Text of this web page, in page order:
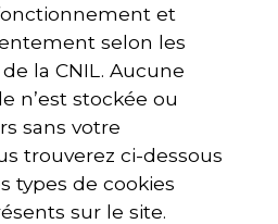
et
selon les
la CNIL. Aucune
n’est stockée ou
sans votre
trouverez ci-dessous
types de cookies
sur le site.